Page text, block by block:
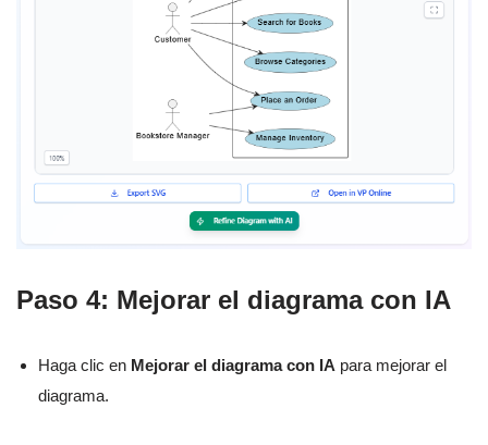
Paso 4: Mejorar el diagrama con IA
Haga clic en Mejorar el diagrama con IA para mejorar el
diagrama.